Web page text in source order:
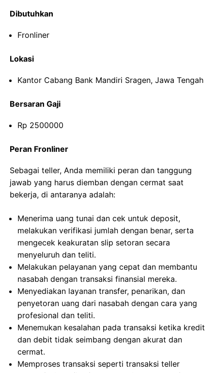
Dibutuhkan
Fronliner
Lokasi
Kantor Cabang Bank Mandiri Sragen, Jawa Tengah
Bersaran Gaji
Rp 2500000
Peran Fronliner
Sebagai teller, Anda memiliki peran dan tanggung
jawab yang harus diemban dengan cermat saat
bekerja, di antaranya adalah:
Menerima uang tunai dan cek untuk deposit,
melakukan verifikasi jumlah dengan benar, serta
mengecek keakuratan slip setoran secara
menyeluruh dan teliti.
Melakukan pelayanan yang cepat dan membantu
nasabah dengan transaksi finansial mereka.
Menyediakan layanan transfer, penarikan, dan
penyetoran uang dari nasabah dengan cara yang
profesional dan teliti.
Menemukan kesalahan pada transaksi ketika kredit
dan debit tidak seimbang dengan akurat dan
cermat.
Memproses transaksi seperti transaksi teller